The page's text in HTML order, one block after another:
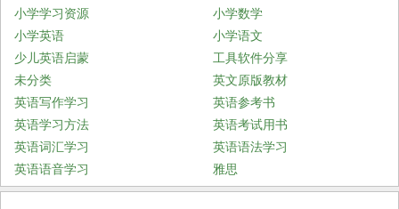
小学学习资源
小学数学
小学英语
小学语文
少儿英语启蒙
工具软件分享
未分类
英文原版教材
英语写作学习
英语参考书
英语学习方法
英语考试用书
英语词汇学习
英语语法学习
英语语音学习
雅思